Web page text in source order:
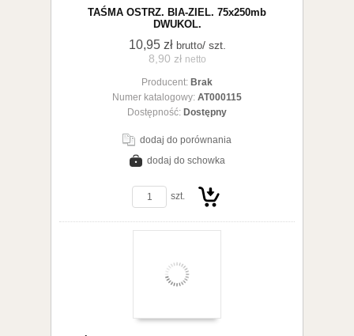
TAŚMA OSTRZ. BIA-ZIEL. 75x250mb
DWUKOL.
10,95 zł brutto/ szt.
8,90 zł netto
Producent: Brak
Numer katalogowy: AT000115
Dostępność: Dostępny
dodaj do porównania
dodaj do schowka
szt.